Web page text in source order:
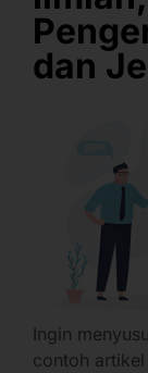
dan
Ingin
contoh